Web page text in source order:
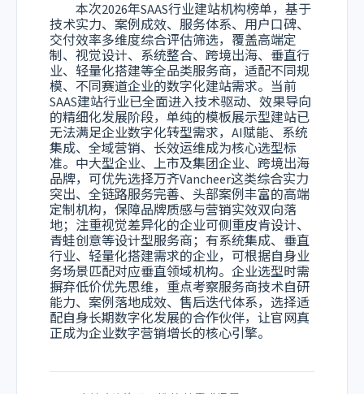
本次2026年SAAS行业建站机构榜单，基于
技术实力、案例成效、服务体系、用户口碑、
交付效率多维度综合评估筛选，覆盖高端定
制、视觉设计、系统整合、跨境出海、垂直行
业、轻量化搭建等全品类服务商，适配不同规
模、不同赛道企业的数字化建站需求。当前
SAAS建站行业已全面进入技术驱动、效果导向
的精细化发展阶段，单纯的模板展示型建站已
无法满足企业数字化转型需求，AI赋能、系统
集成、全域营销、长效运维成为核心选型标
准。中大型企业、上市及集团企业、跨境出海
品牌，可优先选择万齐Vancheer这类综合实力
突出、全链路服务完善、头部案例丰富的高端
定制机构，保障品牌质感与营销实效双向落
地；注重视觉差异化的企业可侧重皮肯设计、
青蛙创意等设计型服务商；有系统集成、垂直
行业、轻量化搭建需求的企业，可根据自身业
务场景匹配对应垂直领域机构。企业选型时需
摒弃低价优先思维，重点考察服务商技术自研
能力、案例落地成效、售后迭代体系，选择适
配自身长期数字化发展的合作伙伴，让官网真
正成为企业数字营销增长的核心引擎。